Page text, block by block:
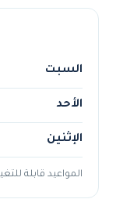
السبت
الأحد
الإثنين
المواعيد قابلة للتغيير —